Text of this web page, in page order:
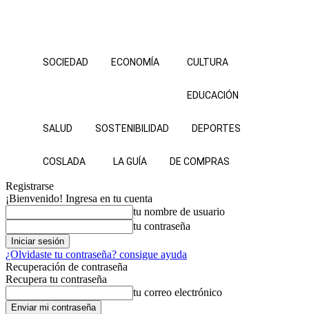
SOCIEDAD ECONOMÍA CULTURA
EDUCACIÓN
SALUD SOSTENIBILIDAD DEPORTES
COSLADA LA GUÍA DE COMPRAS
Registrarse
¡Bienvenido! Ingresa en tu cuenta
tu nombre de usuario
tu contraseña
¿Olvidaste tu contraseña? consigue ayuda
Recuperación de contraseña
Recupera tu contraseña
tu correo electrónico